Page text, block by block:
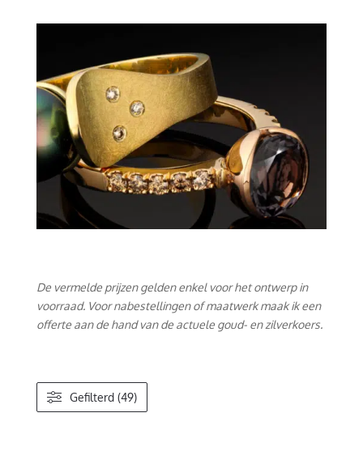
De vermelde prijzen gelden enkel voor het ontwerp in
voorraad. Voor nabestellingen of maatwerk maak ik een
offerte aan de hand van de actuele goud- en zilverkoers.
Gefilterd (49)